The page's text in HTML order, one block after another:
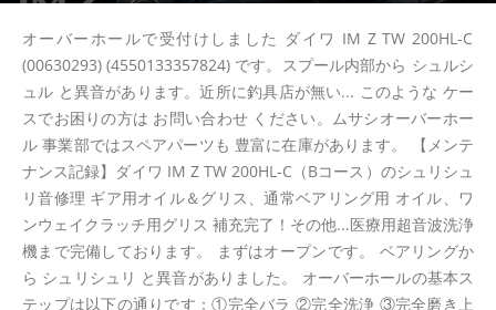
オーバーホールで受付けしました ダイワ IM Z TW 200HL-C
(00630293) (4550133357824) です。スプール内部から シュルシ
ュル と異音があります。近所に釣具店が無い... このような ケー
スでお困りの方は お問い合わせ ください。ムサシオーバーホー
ル 事業部ではスペアパーツも 豊富に在庫があります。 【メンテ
ナンス記録】ダイワ IM Z TW 200HL-C（Bコース）のシュリシュ
リ音修理 ギア用オイル＆グリス、通常ベアリング用 オイル、ワ
ンウェイクラッチ用グリス 補充完了！その他...医療用超音波洗浄
機まで完備しております。 まずはオープンです。 ベアリングか
ら シュリシュリ と異音がありました。 オーバーホールの基本ス
テップは以下の通りです：①完全バラ ②完全洗浄 ③完全磨き上